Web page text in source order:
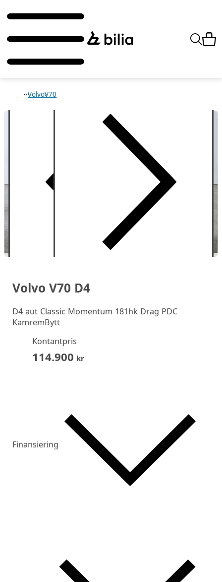
VolvoV70
Volvo V70 D4
D4 aut Classic Momentum 181hk Drag PDC
KamremBytt
Kontantpris
114.900 kr
Finansiering